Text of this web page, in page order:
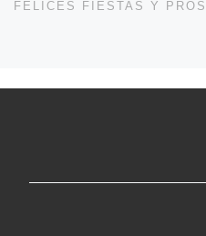
FELICES FIESTAS Y